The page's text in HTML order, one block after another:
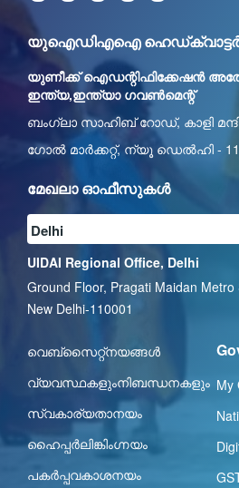
യുഐഡിഎഐ ഹെഡ്ക്വാട്ടർ
യുണീക്ക് ഐഡന്റിഫിക്കേഷൻ
ഇന്ത്യ,ഇന്ത്യാ ഗവൺമെന്റ്
ബംഗ്ലാ സാഹിബ് റോഡ്, കാളി
ഗോൽ മാർക്കറ്റ്, ന്യൂ ഡെൽഹി -
മേഖലാ ഓഫീസുകൾ
UIDAI Regional Office, Delhi
Ground Floor, Pragati Maidan
New Delhi-110001
വെബ്സൈറ്റ്നയങ്ങള്‍
വ്യവസ്ഥകളുംനിബന്ധനകളും
സ്വകാര്യതാനയം
ഹൈപ്പര്‍ലിങ്കിംഗ്നയം
പകർപ്പവകാശനയം
My